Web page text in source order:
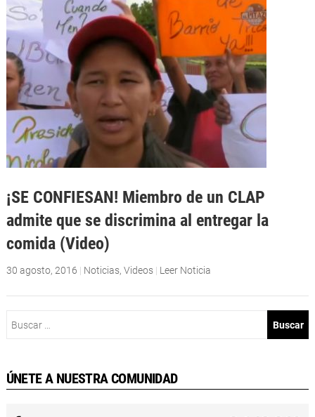
¡SE CONFIESAN! Miembro de un CLAP
admite que se discrimina al entregar la
comida (Video)
30 agosto, 2016 | Noticias, Videos | Leer Noticia
ÚNETE A NUESTRA COMUNIDAD